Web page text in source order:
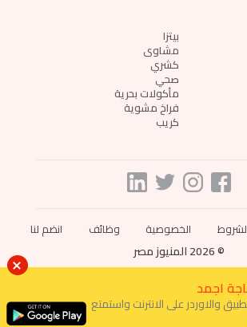
بيتزا
مشاوى
كشري
صحي
مأكولات بحرية
فراخ مشوية
كريب
الخصوصية وظائف انضم لنا
© 2026 المنيوز مصر
اجمد
والاوردر على الانترنت واستمتع